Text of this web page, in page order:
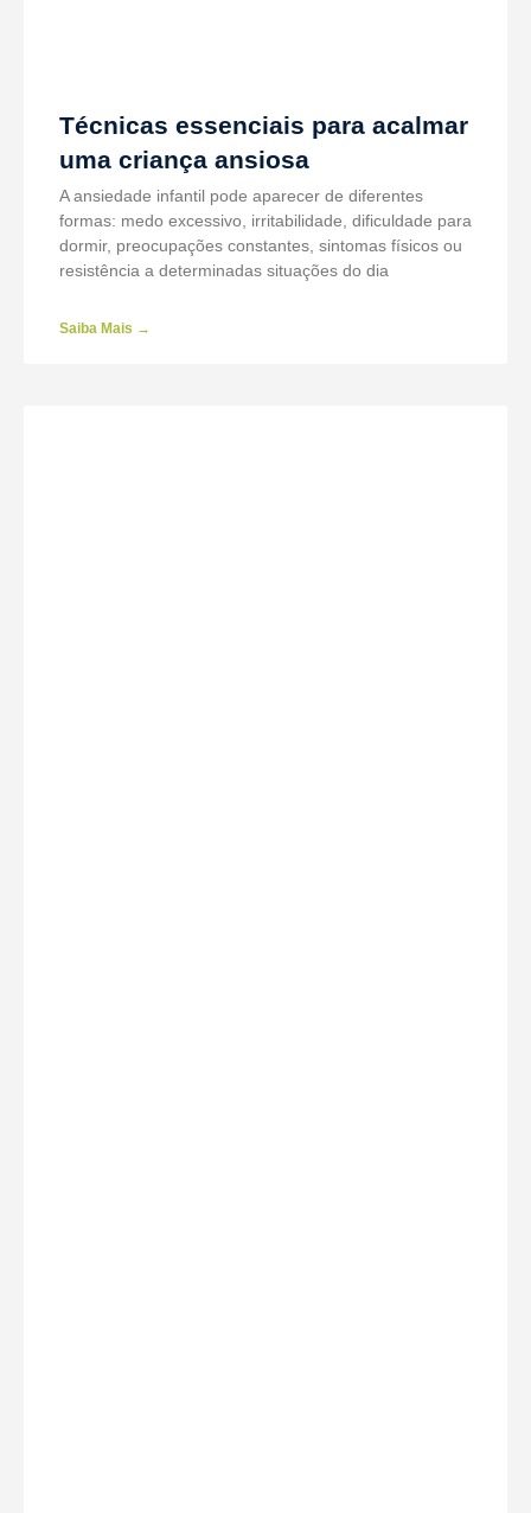
Técnicas essenciais para acalmar
uma criança ansiosa
A ansiedade infantil pode aparecer de diferentes
formas: medo excessivo, irritabilidade, dificuldade para
dormir, preocupações constantes, sintomas físicos ou
resistência a determinadas situações do dia
Saiba Mais →